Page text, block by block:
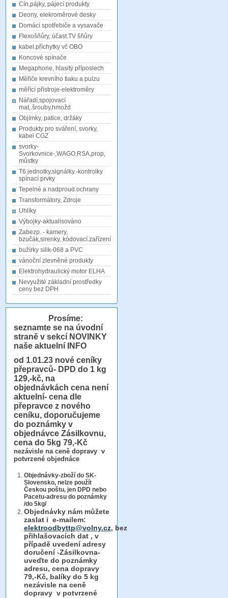
Cín,pájky, pájecí produkty
Deony, elekroměrové desky
Domácí spotřebiče a vysavače
Flexošňůry, účast.TV šňůry
kabel.příchytky vč OBO
Koncové spínače
Megaphone, hlasitý příposlech
Měřiče krevního tlaku a pulzu
měřící přístroje-elektroměry
Nářadí,spojovací
mat,.šrouby,hmožd
Objímky, patice, držáky
Produkty pro sváření, svorky,
kabel CGZ
svorky-
Svorkovnice-,WAGO,RSA,prop,
můstky
T6 jednotky,signálky.-kontrolky
spínací prvky
Tepelné a nadproud.ochrany
Transformátory, Zdroje
Uhlíky
Výbojky-aktualisováno
Zabezp. - kamery,
bzučák,sirenky, kódovací.zařízení
bužírky silik-068 a PVC
vánoční zlevněné produkty
Elektrohydraulický motor ELHA
Nevyužité základní prostředky
ceny bez DPH
Prosíme:
seznamte se na úvodní
straně v sekcí NOVINKY
naše aktuelní INFO
od 1.01.23 nové ceníky
přepravců- DPD do 1 kg
129,-kč, na
objednávkách cena není
aktuelní- cena dle
přepravce z nového
ceníku, doporučujeme
do poznámky v
objednávce Zásilkovnu,
cena do 5kg 79,-Kč
nezávisle na ceně dopravy v
potvrzené objednáce
Objednávky-zboží do SK-
Slovensko, nelze použít
Českou poštu, jen DPD nebo
Pacetu-adresu do poznámky
/do 5kg/
Objednávky nám můžete
zaslat i e-mailem:
elektroodbyttp@volny.cz, bez
přihlašovacích dat , v
případě uvedení adresy
doručení -Zásilkovna-
uveďte do poznámky
adresu, cena dopravy
79,-Kč, balíky do 5 kg
nezávisle na ceně
dopravy v potvrzené